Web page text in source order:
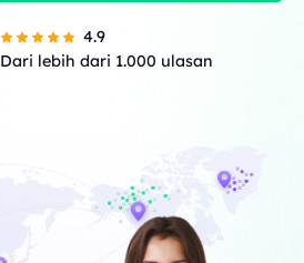
4.9
Dari lebih dari 1.000 ulasan